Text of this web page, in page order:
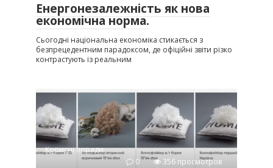
Енергонезалежність як нова
економічна норма.
Сьогодні національна економіка стикається з
безпрецедентним парадоксом, де офіційні звіти різко
контрастують із реальним
Корисні поради
0
356 просмотров